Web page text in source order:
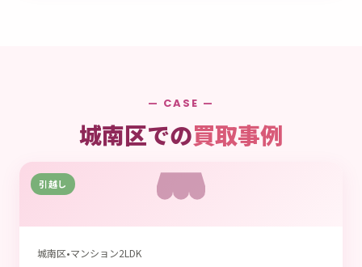
— CASE —
城南区での買取事例
引越し
城南区•マンション2LDK